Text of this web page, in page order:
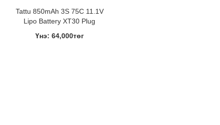
Tattu 850mAh 3S 75C 11.1V
Lipo Battery XT30 Plug
Үнэ: 64,000төг